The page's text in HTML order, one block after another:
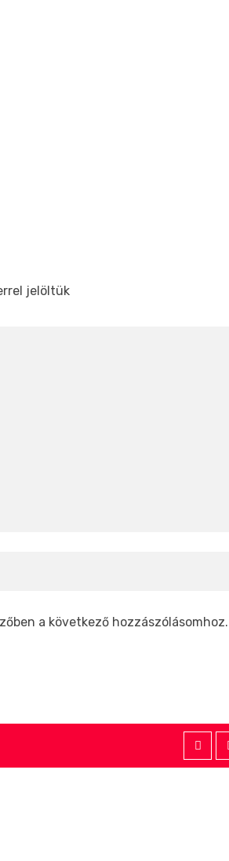
jelöltük
a következő hozzászólásomhoz.